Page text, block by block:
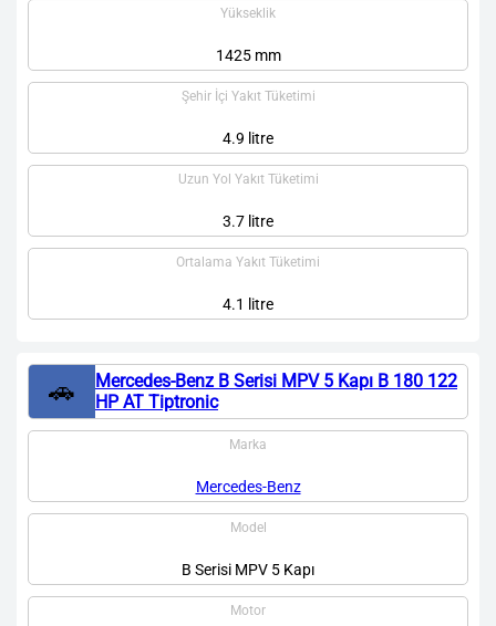
Yükseklik
1425 mm
Şehir İçi Yakıt Tüketimi
4.9 litre
Uzun Yol Yakıt Tüketimi
3.7 litre
Ortalama Yakıt Tüketimi
4.1 litre
🚗
Mercedes-Benz B Serisi MPV 5 Kapı B 180 122
HP AT Tiptronic
Marka
Mercedes-Benz
Model
B Serisi MPV 5 Kapı
Motor